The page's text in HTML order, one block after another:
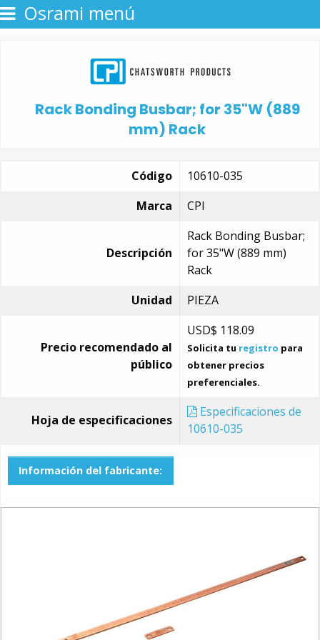
Osrami menú
Rack Bonding Busbar; for 35"W (889
mm) Rack
Código
10610-035
Marca
CPI
Descripción
Rack Bonding Busbar;
for 35"W (889 mm)
Rack
Unidad
PIEZA
Precio recomendado al
público
USD$ 118.09
Solicita tu registro para
obtener precios
preferenciales.
Hoja de especificaciones
Especificaciones de
10610-035
Información del fabricante: